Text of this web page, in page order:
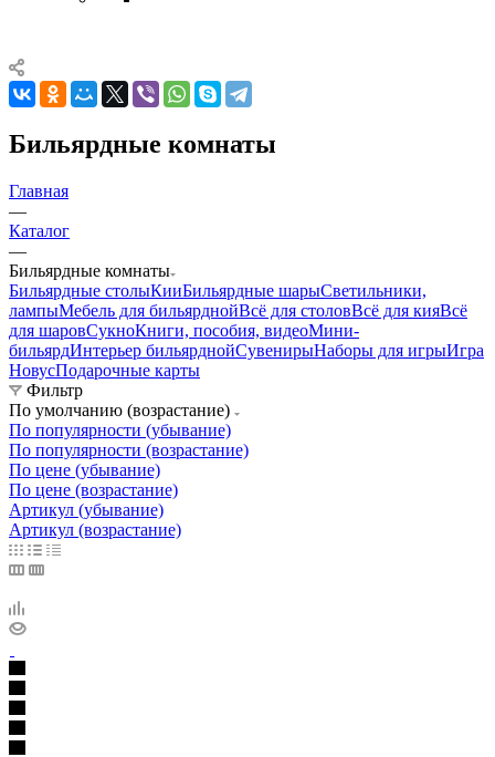
Бильярдные комнаты
Главная
—
Каталог
—
Бильярдные комнаты
Бильярдные столыКииБильярдные шарыСветильники,
лампыМебель для бильярднойВсё для столовВсё для кияВсё
для шаровСукноКниги, пособия, видеоМини-
бильярдИнтерьер бильярднойСувенирыНаборы для игрыИгра
НовусПодарочные карты
Фильтр
По умолчанию (возрастание)
По популярности (убывание)
По популярности (возрастание)
По цене (убывание)
По цене (возрастание)
Артикул (убывание)
Артикул (возрастание)